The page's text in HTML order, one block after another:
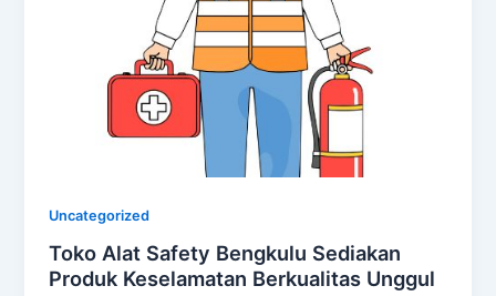
Uncategorized
Toko Alat Safety Bengkulu Sediakan
Produk Keselamatan Berkualitas Unggul